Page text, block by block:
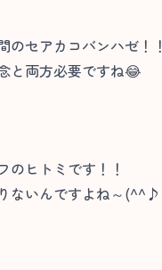
のセアカコバンハゼ！！
と両方必要ですね😂
のヒトミです！！
ないんですよね～(^^♪